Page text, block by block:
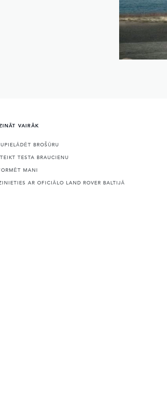
VAIRĀK
BROŠŪRU
TESTA BRAUCIENU
MANI
AR OFICIĀLO LAND ROVER BALTIJĀ